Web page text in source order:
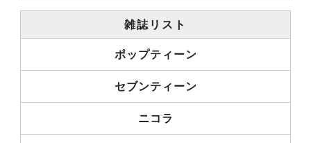
雑誌リスト
ポップティーン
セブンティーン
ニコラ